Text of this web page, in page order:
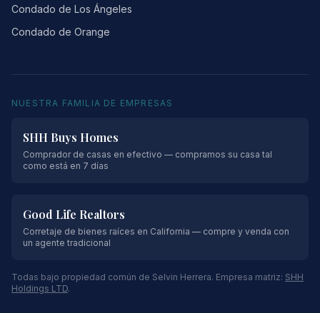
Condado de Los Ángeles
Condado de Orange
NUESTRA FAMILIA DE EMPRESAS
SHH Buys Homes
Comprador de casas en efectivo — compramos su casa tal
como está en 7 días
Good Life Realtors
Corretaje de bienes raíces en California — compre y venda con
un agente tradicional
Todas bajo propiedad común de Selvin Herrera. Empresa matriz: SHH
Holdings LTD.